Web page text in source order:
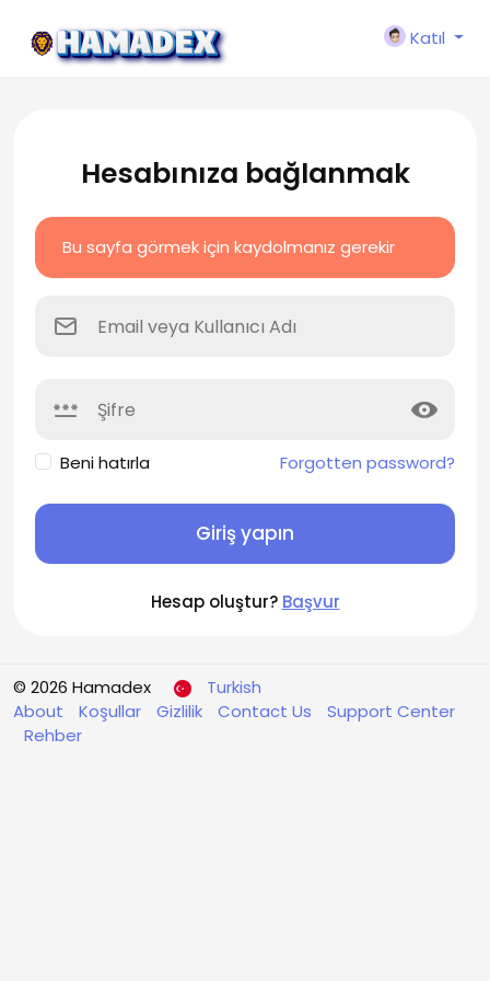
Katıl
Hesabınıza bağlanmak
Bu sayfa görmek için kaydolmanız gerekir
Beni hatırla Forgotten password?
Giriş yapın
Hesap oluştur? Başvur
© 2026 Hamadex
Turkish
About
Koşullar Gizlilik Contact Us
Support Center
Rehber